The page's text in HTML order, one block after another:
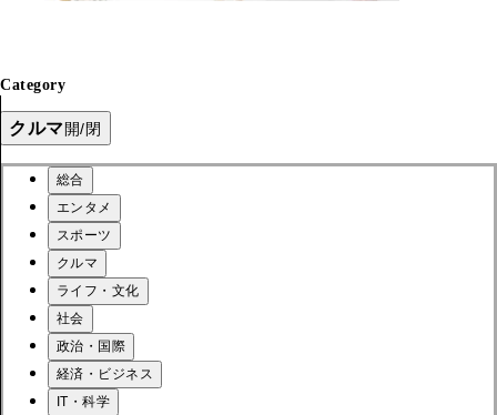
Category
クルマ開/閉
総合
エンタメ
スポーツ
クルマ
ライフ・文化
社会
政治・国際
経済・ビジネス
IT・科学